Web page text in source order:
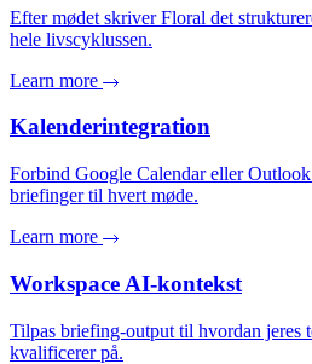
Efter mødet skriver Floral det
hele livscyklussen.
Learn more
Kalenderintegration
Forbind Google Calendar eller
briefinger til hvert møde.
Learn more
Workspace AI-kontekst
Tilpas briefing-output til hvordan jeres
kvalificerer på.